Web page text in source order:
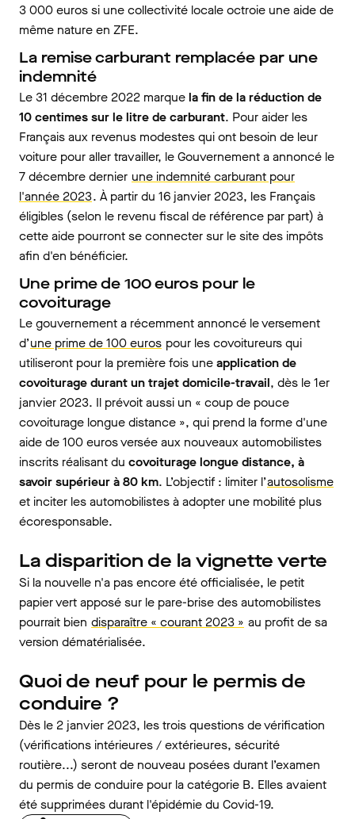
3 000 euros si une collectivité locale octroie une aide de
même nature en ZFE.
La remise carburant remplacée par une
indemnité
Le 31 décembre 2022 marquela fin de la réduction de
10 centimes sur le litre de carburant. Pour aider les
Français aux revenus modestes qui ont besoin de leur
voiture pour aller travailler, le Gouvernement a annoncé le
7 décembre dernier une indemnité carburant pour
l'année 2023. À partir du 16 janvier 2023, les Français
éligibles (selon le revenu fiscal de référence par part) à
cette aide pourront se connecter sur le site des impôts
afin d'en bénéficier.
Une prime de 100 euros pour le
covoiturage
Le gouvernement a récemment annoncé le versement
d’une prime de 100 euros pour les covoitureurs qui
utiliseront pour la première fois uneapplication de
covoiturage durant un trajet domicile-travail, dès le 1er
janvier 2023. Il prévoit aussi un « coup de pouce
covoiturage longue distance », qui prend la forme d'une
aide de 100 euros versée aux nouveaux automobilistes
inscrits réalisant du covoiturage longue distance, à
savoir supérieur à 80 km. L’objectif : limiter l’autosolisme
et inciter les automobilistes à adopter une mobilité plus
écoresponsable.
La disparition de la vignette verte
Si la nouvelle n'a pas encore été officialisée, le petit
papier vert apposé sur le pare-brise des automobilistes
pourrait bien disparaître « courant 2023 » au profit de sa
version dématérialisée.
Quoi de neuf pour le permis de
conduire ?
Dès le 2 janvier 2023, les trois questions de vérification
(vérifications intérieures / extérieures, sécurité
routière...) seront de nouveau posées durant l’examen
du permis de conduire pour la catégorie B. Elles avaient
été supprimées durant l'épidémie du Covid-19.